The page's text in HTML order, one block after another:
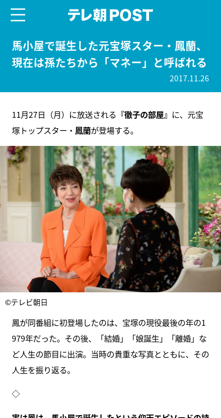
馬小屋で誕生した元宝塚スター・鳳蘭、
現在は孫たちから「マネー」と呼ばれる
2017.11.26
11月27日（月）に放送される 『徹子の部屋』 に、元宝
塚トップスター・ 鳳蘭が登場する。
©テレビ朝日
鳳が同番組に初登場したのは、宝塚の現役最後の年の1
979年だった。その後、「結婚」「娘誕生」「離婚」な
ど人生の節目に出演。当時の貴重な写真とともに、その
人生を振り返る。
◇